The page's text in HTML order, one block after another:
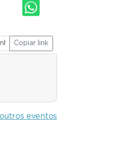
Copiar link
eventos